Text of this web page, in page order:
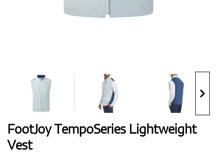
Bagy
FootJoy TempoSeries Lightweight
Vest